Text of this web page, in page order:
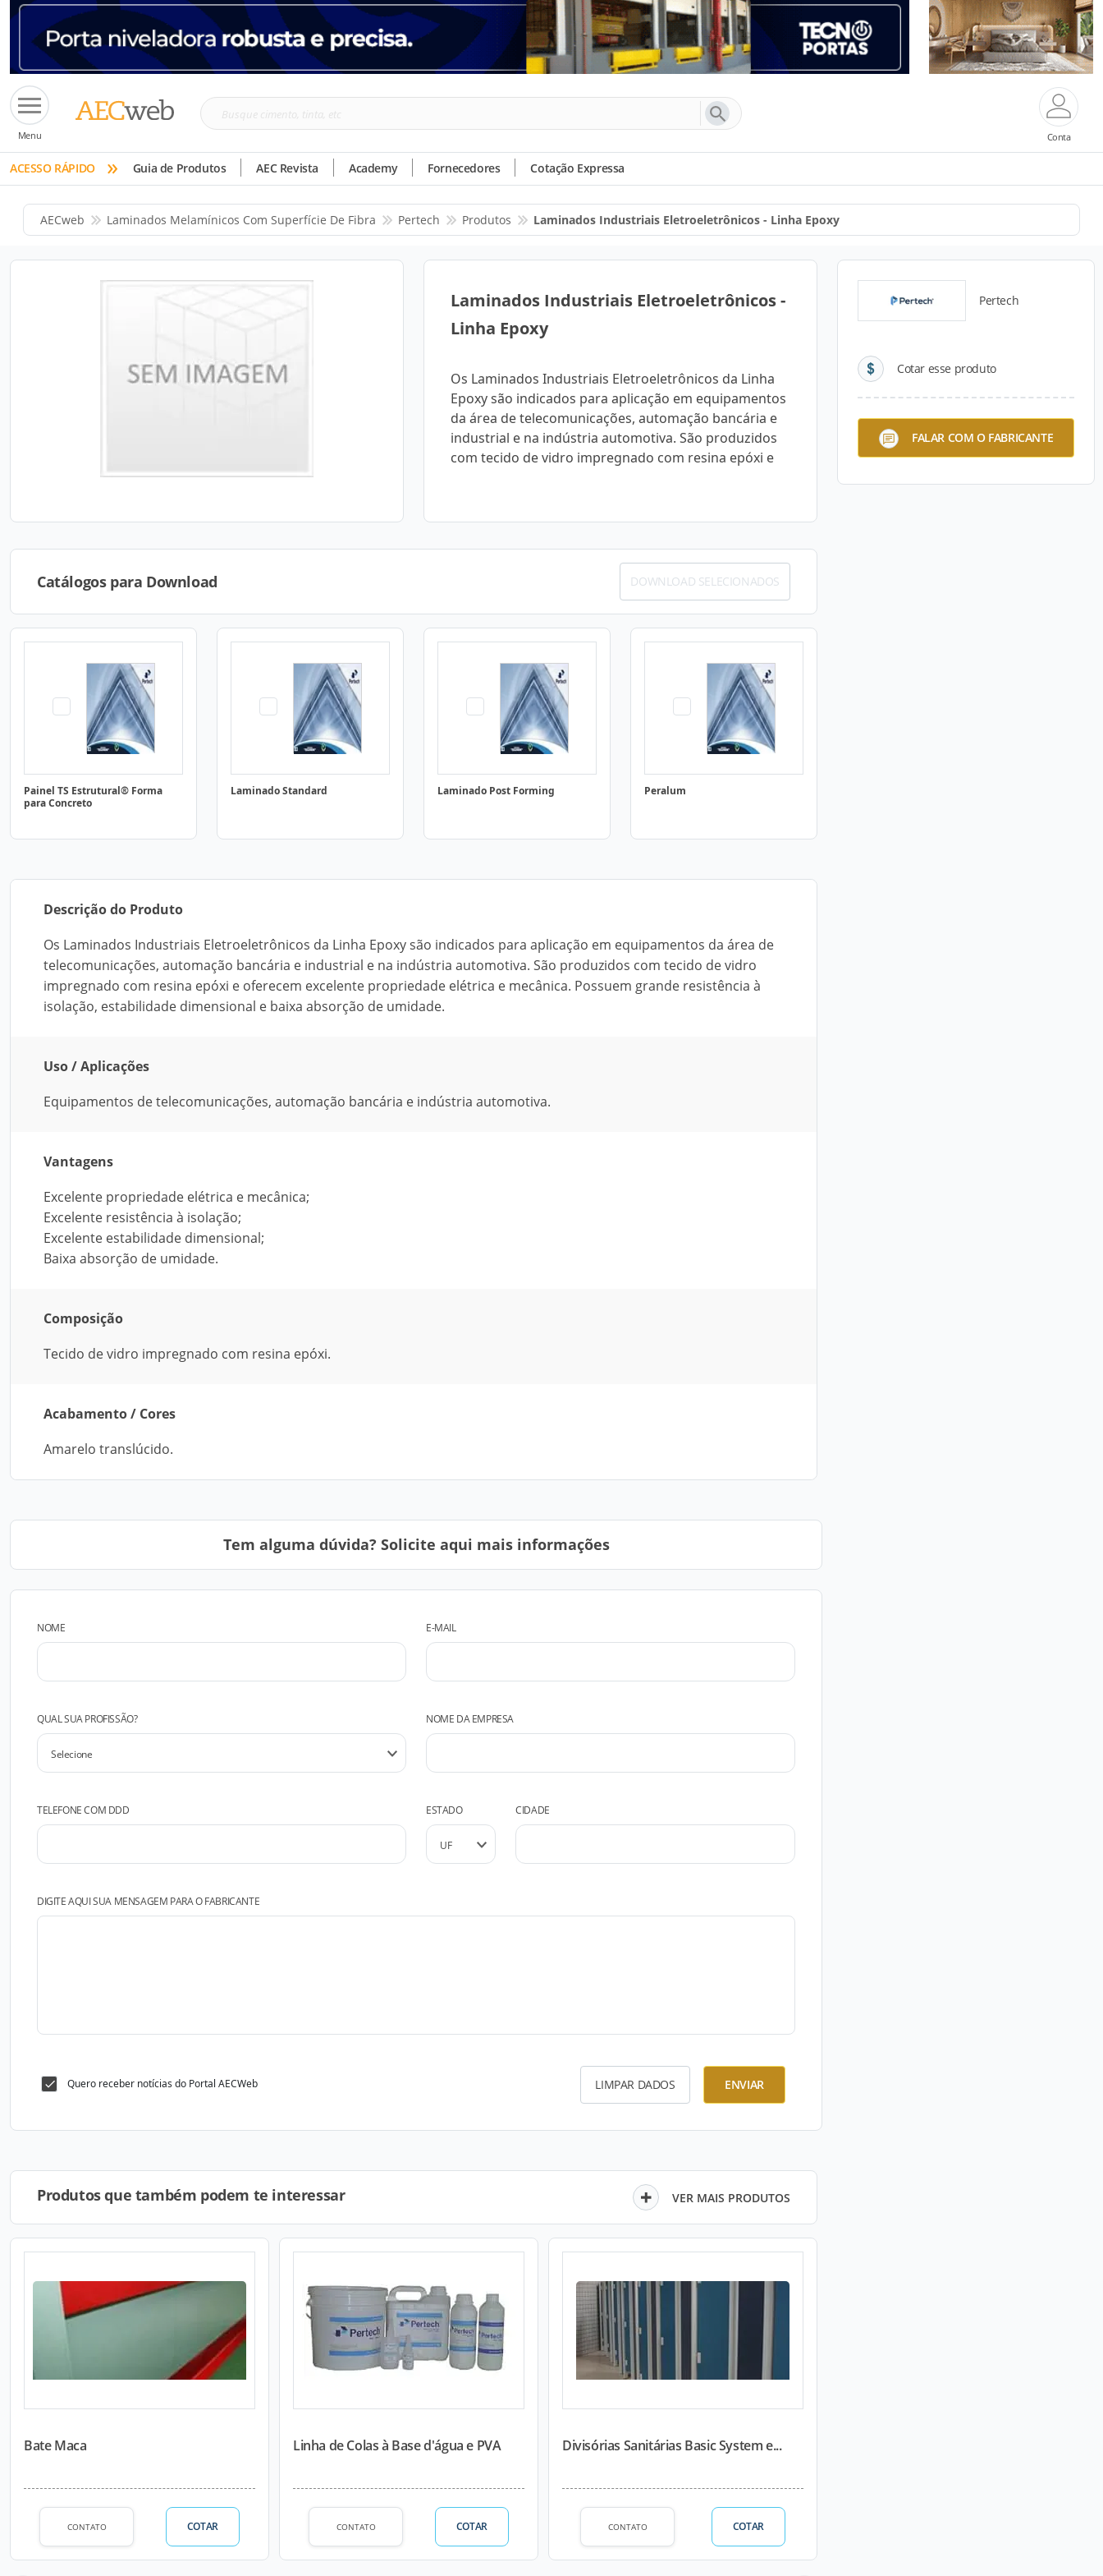
Menu
Busque
tinta,
etc
Conta
ACESSO RÁPIDO » Guia de Produtos AEC Revista Academy Fornecedores Cotação Expressa
AECweb Laminados Melamínicos Com Superfície De Fibra Pertech Produtos Laminados Industriais Eletroeletrônicos - Linha Epoxy
Laminados Industriais Eletroeletrônicos -
Linha Epoxy
Os Laminados Industriais Eletroeletrônicos da Linha
Epoxy são indicados para aplicação em equipamentos
da área de telecomunicações, automação bancária e
industrial e na indústria automotiva. São produzidos
com tecido de vidro impregnado com resina epóxi e
Pertech
Cotar esse produto
FALAR COM O FABRICANTE
Catálogos para Download DOWNLOAD SELECIONADOS
Painel TS Estrutural® Forma
para Concreto
Laminado Standard Laminado Post Forming Peralum
Descrição do Produto
Os Laminados Industriais Eletroeletrônicos da Linha Epoxy são indicados para aplicação em equipamentos da área de
telecomunicações, automação bancária e industrial e na indústria automotiva. São produzidos com tecido de vidro
impregnado com resina epóxi e oferecem excelente propriedade elétrica e mecânica. Possuem grande resistência à
isolação, estabilidade dimensional e baixa absorção de umidade.
Uso / Aplicações
Equipamentos de telecomunicações, automação bancária e indústria automotiva.
Vantagens
Excelente propriedade elétrica e mecânica;
Excelente resistência à isolação;
Excelente estabilidade dimensional;
Baixa absorção de umidade.
Composição
Tecido de vidro impregnado com resina epóxi.
Acabamento / Cores
Amarelo translúcido.
Tem alguma dúvida? Solicite aqui mais informações
NOME E-MAIL
QUAL SUA PROFISSÃO? NOME DA EMPRESA
TELEFONE COM DDD ESTADO CIDADE
DIGITE AQUI SUA MENSAGEM PARA O FABRICANTE
Quero receber notícias do Portal AECWeb LIMPAR DADOS ENVIAR
Produtos que também podem te interessar VER MAIS PRODUTOS
Bate Maca
CONTATO COTAR
Linha de Colas à Base d'água e PVA
CONTATO COTAR
Divisórias Sanitárias Basic System e...
CONTATO COTAR